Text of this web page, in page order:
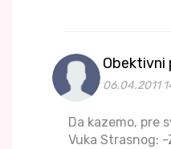
Obektivni
06.04.2011
Da kazemo, pre
Vuka Strasnog: